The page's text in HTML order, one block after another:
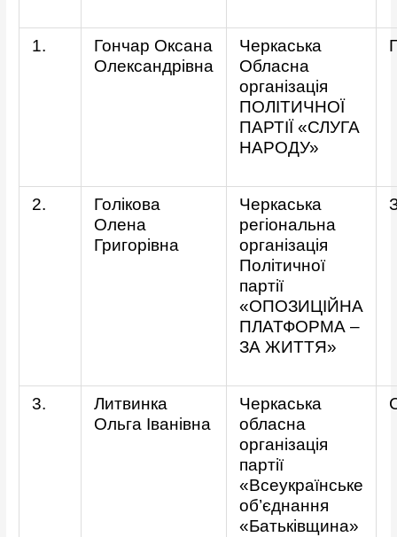
1.
Гончар Оксана
Олександрівна
Черкаська
Обласна
організація
ПОЛІТИЧНОЇ
ПАРТІЇ «СЛУГА
НАРОДУ»
2.
Голікова
Олена
Григорівна
Черкаська
регіональна
організація
Політичної
партії
«ОПОЗИЦІЙНА
ПЛАТФОРМА –
ЗА ЖИТТЯ»
3.
Литвинка
Ольга Іванівна
Черкаська
обласна
організація
партії
«Всеукраїнське
об’єднання
«Батьківщина»